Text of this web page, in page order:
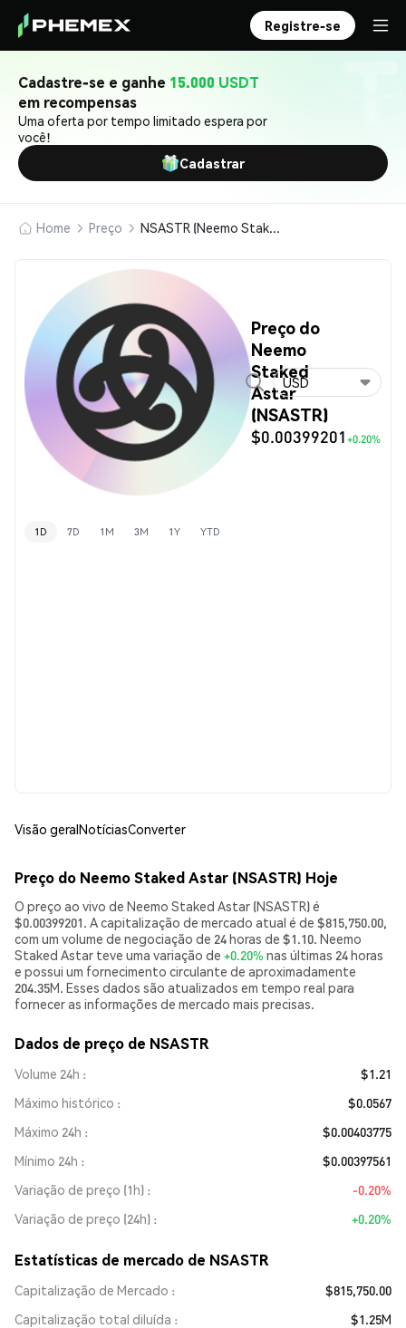
Registre-se
Cadastre-se e ganhe 15.000 USDT
em recompensas
Uma oferta por tempo limitado espera por
você!
Cadastrar
Home Preço NSASTR (Neemo Staked Astar)
Preço do
Neemo
Staked
Astar
(NSASTR)
$0.00399201 +0.20%
USD
1D 7D 1M 3M 1Y YTD
Visão geralNotíciasConverter
Preço do Neemo Staked Astar (NSASTR) Hoje
O preço ao vivo de Neemo Staked Astar (NSASTR) é
$0.00399201. A capitalização de mercado atual é de $815,750.00,
com um volume de negociação de 24 horas de $1.10. Neemo
Staked Astar teve uma variação de +0.20% nas últimas 24 horas
e possui um fornecimento circulante de aproximadamente
204.35M. Esses dados são atualizados em tempo real para
fornecer as informações de mercado mais precisas.
Dados de preço de NSASTR
Volume 24h
$1.21
Máximo histórico
$0.0567
Máximo 24h
$0.00403775
Mínimo 24h
$0.00397561
Variação de preço (1h)
-0.20%
Variação de preço (24h)
+0.20%
Estatísticas de mercado de NSASTR
Capitalização de Mercado
$815,750.00
Capitalização total diluída
$1.25M